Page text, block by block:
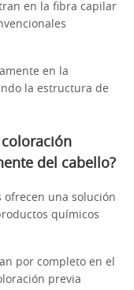
en la fibra capilar
en la
la estructura de
coloración
del cabello?
ofrecen una solución
químicos
por completo en el
previa